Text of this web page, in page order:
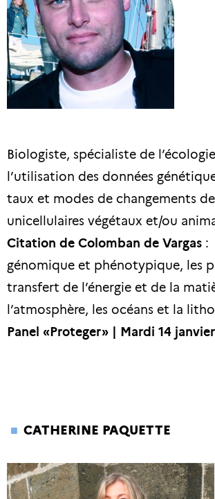
Biologiste, spécialiste de
l’utilisation des données
taux et modes de changements
unicellulaires végétaux et/ou
Citation de Colomban de Vargas :
génomique et phénotypique, les
transfert de l’énergie et de la
l’atmosphère, les océans et la
Panel «Proteger» | Mardi 14
CATHERINE PAQUETTE